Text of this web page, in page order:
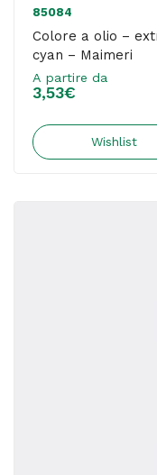
85084
Colore a olio –
cyan – Maimeri
A partire da
3,53€
Wishlist